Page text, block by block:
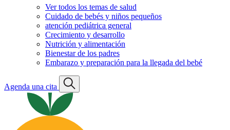
Ver todos los temas de salud
Cuidado de bebés y niños pequeños
atención pediátrica general
Crecimiento y desarrollo
Nutrición y alimentación
Bienestar de los padres
Embarazo y preparación para la llegada del bebé
Agenda una cita